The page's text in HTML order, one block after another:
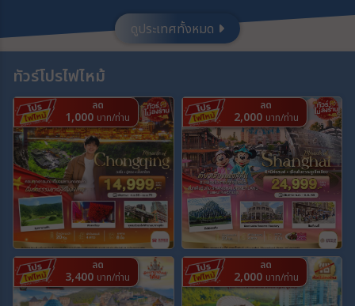
ประเทศ
สายการบิน
ตั้งแต่วันที่
ถึงวันที่
ดูประเทศทั้งหมด
ทัวร์โปรไฟไหม้
ลด
1,000 บาท/ท่าน
ลด
2,000 บาท/ท่าน
ลด
3,400 บาท/ท่าน
ลด
2,000 บาท/ท่าน